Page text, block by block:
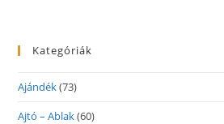
Kategóriák
Ajándék(73)
Ajtó – Ablak(60)